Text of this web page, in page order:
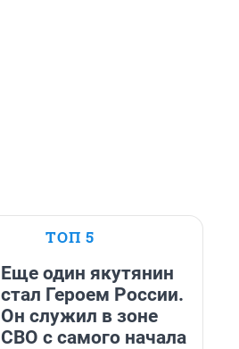
ТОП 5
Еще один якутянин
стал Героем России.
Он служил в зоне
СВО с самого начала